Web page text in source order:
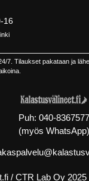
16
7. Tilaukset pakataan ja
Puh: 040-8367577
(myös WhatsApp)
/ CTR Lab Oy 2025